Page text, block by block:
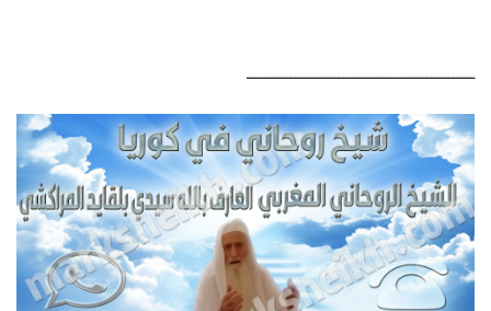
ــــــــــــــــــــــــــــــــــــــــــــــــــــ